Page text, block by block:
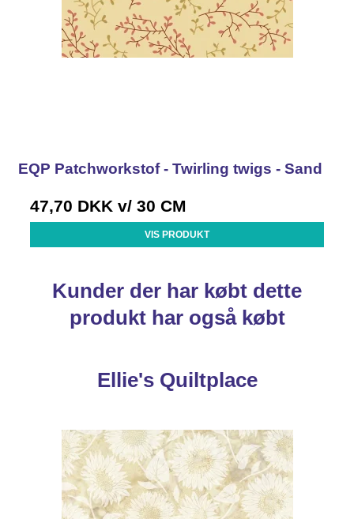
EQP Patchworkstof - Twirling twigs - Sand
47,70 DKK v/ 30 CM
VIS PRODUKT
Kunder der har købt dette
produkt har også købt
Ellie's Quiltplace